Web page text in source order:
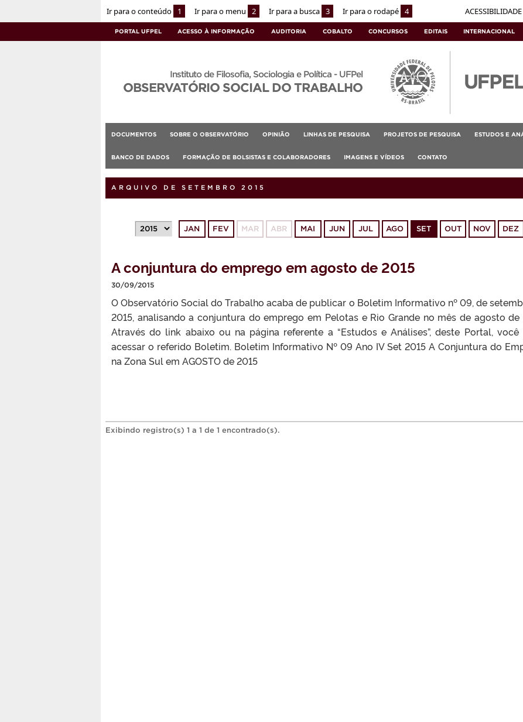
Ir para o conteúdo 1 Ir para o menu 2 Ir para a busca 3 Ir para o rodapé 4 ACESSIBILIDADE
PORTAL UFPEL ACESSO À INFORMAÇÃO AUDITORIA COBALTO CONCURSOS EDITAIS INTERNACIONAL
Instituto de Filosofia, Sociologia e Política - UFPel
OBSERVATÓRIO SOCIAL DO TRABALHO
DOCUMENTOS SOBRE O OBSERVATÓRIO OPINIÃO LINHAS DE PESQUISA PROJETOS DE PESQUISA ESTUDOS E
BANCO DE DADOS FORMAÇÃO DE BOLSISTAS E COLABORADORES IMAGENS E VÍDEOS CONTATO
ARQUIVO DE SETEMBRO 2015
JAN FEV MAR ABR MAI JUN JUL AGO SET OUT NOV DEZ
A conjuntura do emprego em agosto de 2015
30/09/2015
O Observatório Social do Trabalho acaba de publicar o Boletim Informativo nº 09, de
2015, analisando a conjuntura do emprego em Pelotas e Rio Grande no mês de agosto de
Através do link abaixo ou na página referente a “Estudos e Análises”, deste Portal, você
acessar o referido Boletim. Boletim Informativo Nº 09 Ano IV Set 2015 A Conjuntura do
na Zona Sul em AGOSTO de 2015
Exibindo registro(s) 1 a 1 de 1 encontrado(s).